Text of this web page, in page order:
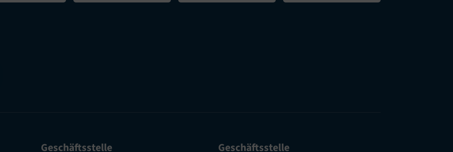
Geschäftsstelle Geschäftsstelle